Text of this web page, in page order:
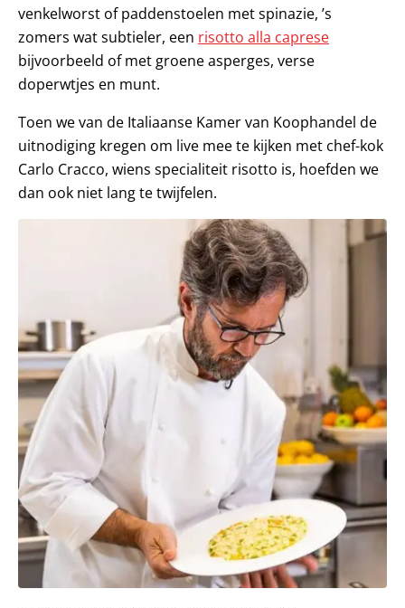
venkelworst of paddenstoelen met spinazie, ’s
zomers wat subtieler, een risotto alla caprese
bijvoorbeeld of met groene asperges, verse
doperwtjes en munt.
Toen we van de Italiaanse Kamer van Koophandel de
uitnodiging kregen om live mee te kijken met chef-kok
Carlo Cracco, wiens specialiteit risotto is, hoefden we
dan ook niet lang te twijfelen.